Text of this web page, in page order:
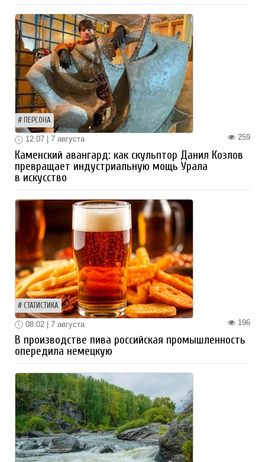
ПЕРСОНА
259
12:07 | 7 августа
Каменский авангард: как скульптор Данил Козлов
превращает индустриальную мощь Урала
в искусство
СТАТИСТИКА
196
08:02 | 7 августа
В производстве пива российская промышленность
опередила немецкую